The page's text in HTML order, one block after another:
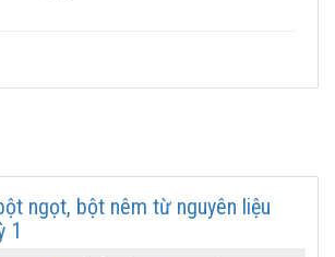
ngọt, bột nêm từ nguyên liệu
1